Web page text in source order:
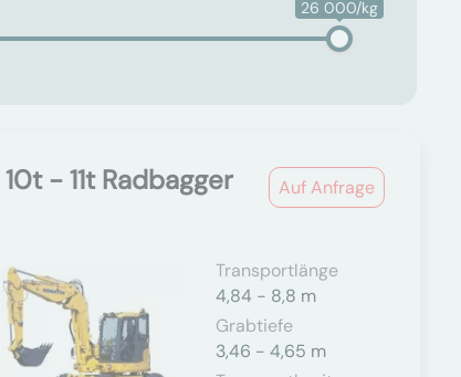
26 000/kg
Auf Anfrage
10t - 11t Radbagger
Transportlänge
4,84 - 8,8 m
Grabtiefe
3,46 - 4,65 m